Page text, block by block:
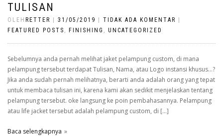
TULISAN
OLEH RETTER | 31/05/2019 | TIDAK ADA KOMENTAR |
FEATURED POSTS
FINISHING UNCATEGORIZED
Sebelumnya anda pernah melihat jaket pelampung custom, di mana
pelampung tersebut terdapat Tulisan, Nama, atau Logo instansi khusus…?
Jika anda sudah pernah melihatnya, berarti anda adalah orang yang tepat
untuk membaca tulisan ini, karena kami akan sedikit menjelaskan tentang
pelampung tersebut. oke langsung ke poin pembahasannya. Pelampung
atau life jacket tersebut adalah pelampung custom, di […]
Baca selengkapnya